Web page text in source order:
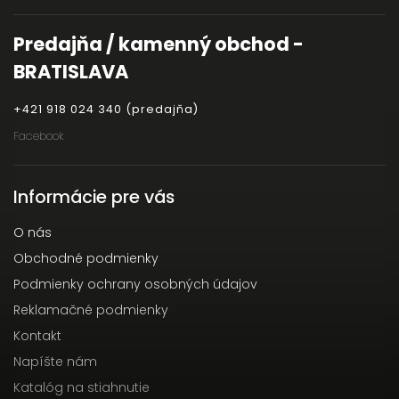
Predajňa / kamenný obchod -
BRATISLAVA
+421 918 024 340 (predajňa)
Facebook
Informácie pre vás
O nás
Obchodné podmienky
Podmienky ochrany osobných údajov
Reklamačné podmienky
Kontakt
Napíšte nám
Katalóg na stiahnutie